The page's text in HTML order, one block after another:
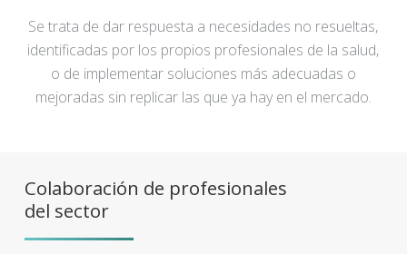
Se trata de dar respuesta a necesidades no resueltas,
identificadas por los propios profesionales de la salud,
o de implementar soluciones más adecuadas o
mejoradas sin replicar las que ya hay en el mercado.
Colaboración de profesionales
del sector